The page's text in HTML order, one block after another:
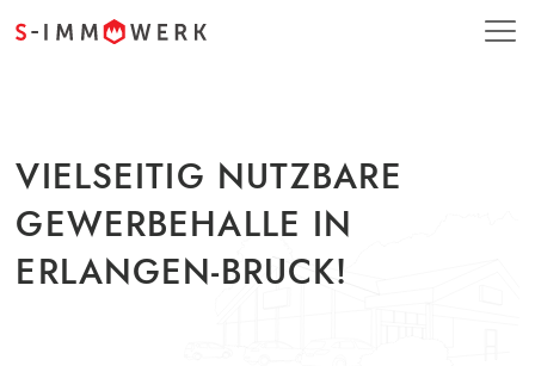
VIELSEITIG NUTZBARE
GEWERBEHALLE IN
ERLANGEN-BRUCK!